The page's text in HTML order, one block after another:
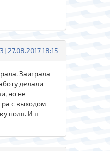
27.08.2017 18:15
Заиграла
делали
но не
с выходом
поля. И я